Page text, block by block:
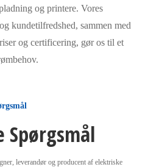
og printere. Vores
kundetilfredshed, sammen med
og certificering, gør os til et
Spørgsmål
leverandør og producent af elektriske